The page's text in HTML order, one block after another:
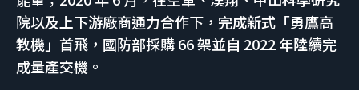
院以及上下游廠商通力合作下，完成新式「勇鷹高
教機」首飛，國防部採購 66 架並自 2022 年陸續完
成量產交機。